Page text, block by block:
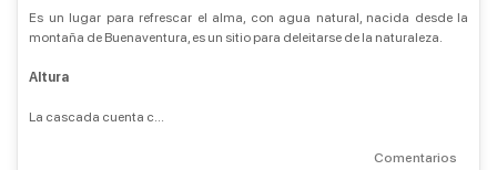
Es un lugar para refrescar el alma, con agua natural, nacida desde la
montaña de Buenaventura, es un sitio para deleitarse de la naturaleza.
Altura
La cascada cuenta c...
Comentarios